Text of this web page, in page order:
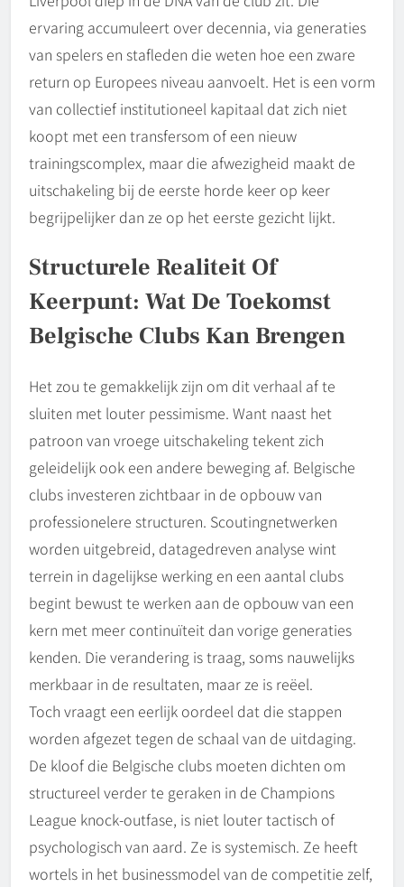
ervaring accumuleert over decennia, via generaties
van spelers en stafleden die weten hoe een zware
return op Europees niveau aanvoelt. Het is een vorm
van collectief institutioneel kapitaal dat zich niet
koopt met een transfersom of een nieuw
trainingscomplex, maar die afwezigheid maakt de
uitschakeling bij de eerste horde keer op keer
begrijpelijker dan ze op het eerste gezicht lijkt.
Structurele Realiteit Of
Keerpunt: Wat De Toekomst
Belgische Clubs Kan Brengen
Het zou te gemakkelijk zijn om dit verhaal af te
sluiten met louter pessimisme. Want naast het
patroon van vroege uitschakeling tekent zich
geleidelijk ook een andere beweging af. Belgische
clubs investeren zichtbaar in de opbouw van
professionelere structuren. Scoutingnetwerken
worden uitgebreid, datagedreven analyse wint
terrein in dagelijkse werking en een aantal clubs
begint bewust te werken aan de opbouw van een
kern met meer continuïteit dan vorige generaties
kenden. Die verandering is traag, soms nauwelijks
merkbaar in de resultaten, maar ze is reëel.
Toch vraagt een eerlijk oordeel dat die stappen
worden afgezet tegen de schaal van de uitdaging.
De kloof die Belgische clubs moeten dichten om
structureel verder te geraken in de Champions
League knock-outfase, is niet louter tactisch of
psychologisch van aard. Ze is systemisch. Ze heeft
wortels in het businessmodel van de competitie zelf,